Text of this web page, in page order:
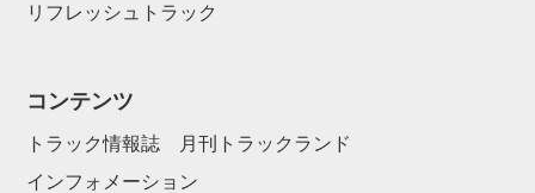
リフレッシュトラック
コンテンツ
トラック情報誌 月刊トラックランド
インフォメーション